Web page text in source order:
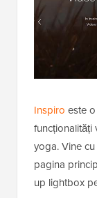
Inspiro este
yoga. Vine
pagina
up lightbox